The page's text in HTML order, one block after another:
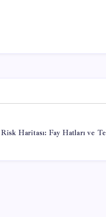
Risk Haritası: Fay Hatları ve